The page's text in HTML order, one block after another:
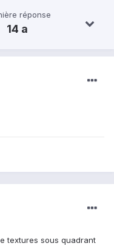
réponse
14 a
textures sous quadrant